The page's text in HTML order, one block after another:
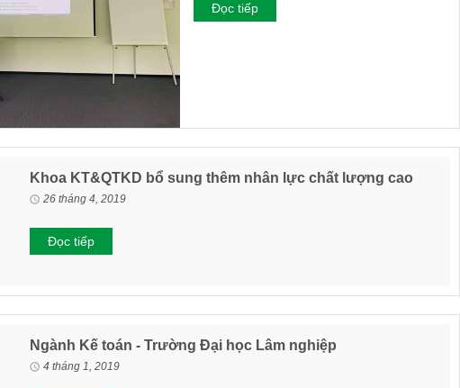
Đọc tiếp
Khoa KT&QTKD bổ sung thêm nhân lực chất lượng cao
26 tháng 4, 2019
Đọc tiếp
Ngành Kế toán - Trường Đại học Lâm nghiệp
4 tháng 1, 2019